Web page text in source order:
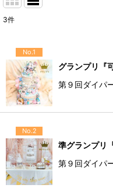
3件
No.1
グランプリ『
第９回ダイパ
No.2
準グランプリ
第９回ダイパ